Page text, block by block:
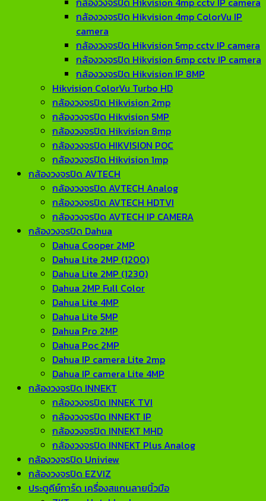
กล้องวงจรปิด Hikvision 4mp ColorVu IP
camera
กล้องวงจรปิด Hikvision 5mp cctv IP camera
กล้องวงจรปิด Hikvision 6mp cctv IP camera
กล้องวงจรปิด Hikvision IP 8MP
Hikvision ColorVu Turbo HD
กล้องวงจรปิด Hikvision 2mp
กล้องวงจรปิด Hikvision 5MP
กล้องวงจรปิด Hikvision 8mp
กล้องวงจรปิด HIKVISION POC
กล้องวงจรปิด Hikvision 1mp
กล้องวงจรปิด AVTECH
กล้องวงจรปิด AVTECH Analog
กล้องวงจรปิด AVTECH HDTVI
กล้องวงจรปิด AVTECH IP CAMERA
กล้องวงจรปิด Dahua
Dahua Cooper 2MP
Dahua Lite 2MP (1200)
Dahua Lite 2MP (1230)
Dahua 2MP Full Color
Dahua Lite 4MP
Dahua Lite 5MP
Dahua Pro 2MP
Dahua Poc 2MP
Dahua IP camera Lite 2mp
Dahua IP camera Lite 4MP
กล้องวงจรปิด INNEKT
กล้องวงจรปิด INNEK TVI
กล้องวงจรปิด INNEKT IP
กล้องวงจรปิด INNEKT MHD
กล้องวงจรปิด INNEKT Plus Analog
กล้องวงจรปิด Uniview
กล้องวงจรปิด EZVIZ
ประตูคีย์การ์ด เครื่องสแกนลายนิ้วมือ